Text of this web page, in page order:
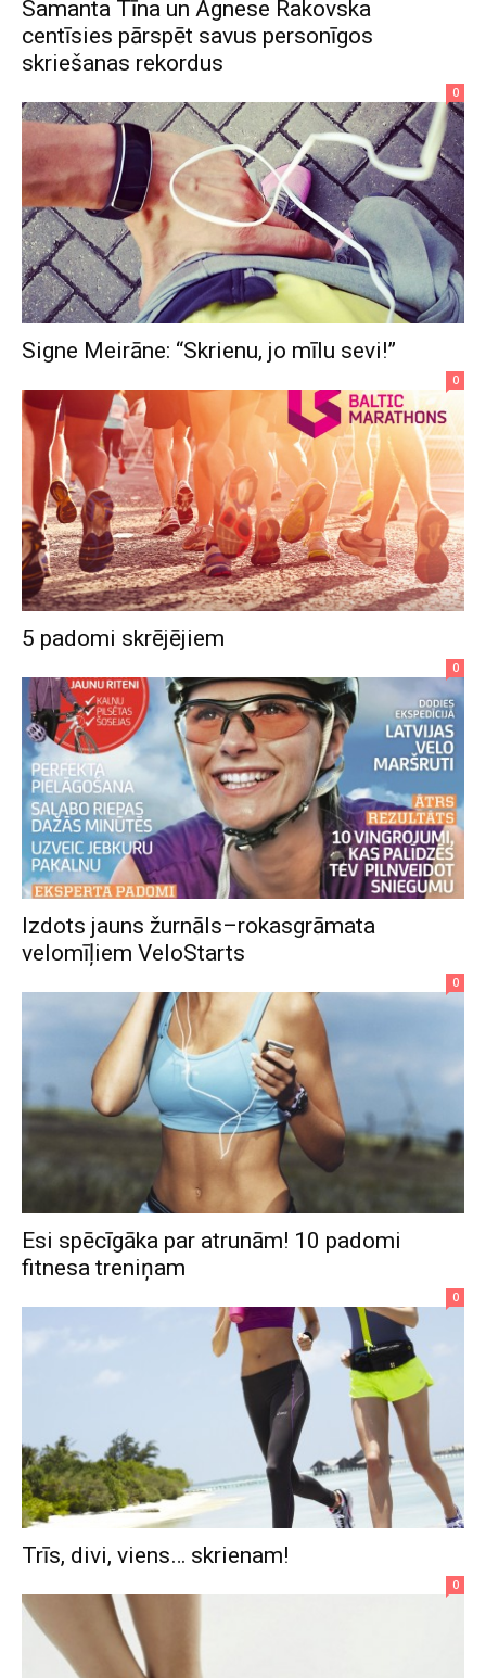
Samanta Tīna un Agnese Rakovska
centīsies pārspēt savus personīgos
skriešanas rekordus
0
Signe Meirāne: “Skrienu, jo mīlu sevi!”
0
5 padomi skrējējiem
0
Izdots jauns žurnāls–rokasgrāmata
velomīļiem VeloStarts
0
Esi spēcīgāka par atrunām! 10 padomi
fitnesa treniņam
0
Trīs, divi, viens… skrienam!
0